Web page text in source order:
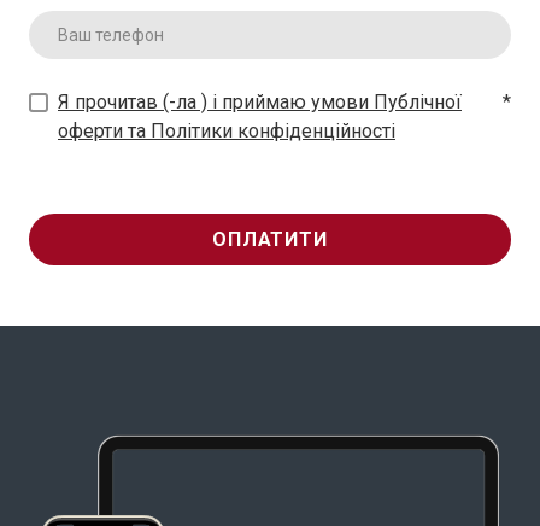
Я прочитав (-ла ) і приймаю умови Публічної
оферти та Політики конфіденційності
*
ОПЛАТИТИ